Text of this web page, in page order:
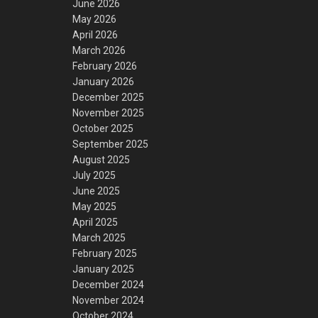
June 2026
May 2026
April 2026
March 2026
February 2026
January 2026
December 2025
November 2025
October 2025
September 2025
August 2025
July 2025
June 2025
May 2025
April 2025
March 2025
February 2025
January 2025
December 2024
November 2024